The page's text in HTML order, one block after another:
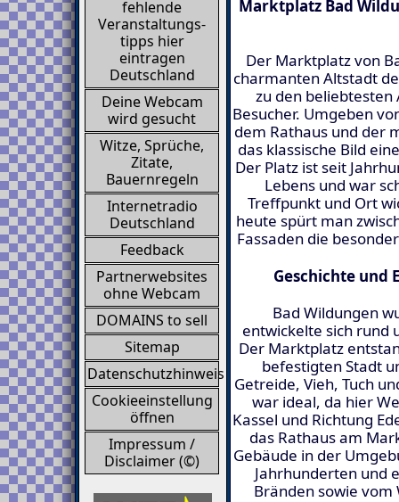
fehlende
Veranstaltungs-
tipps hier
eintragen
Deutschland
Deine Webcam
wird gesucht
Witze, Sprüche,
Zitate,
Bauernregeln
Internetradio
Deutschland
Feedback
Partnerwebsites
ohne Webcam
DOMAINS to sell
Sitemap
Datenschutzhinweis
Cookieeinstellung
öffnen
Impressum /
Disclaimer (©)
Marktplatz Bad
Der Marktplatz von
charmanten Altstadt
zu den beliebtesten
Besucher. Umgeben
dem Rathaus und der
das klassische Bild
Der Platz ist seit
Lebens und war
Treffpunkt und Ort
heute spürt man
Fassaden die
Geschichte und
Bad Wildungen
entwickelte sich rund
Der Marktplatz
befestigten Stadt
Getreide, Vieh, Tuch
war ideal, da hier
Kassel und Richtung
das Rathaus am
Gebäude in der
Jahrhunderten und
Bränden sowie